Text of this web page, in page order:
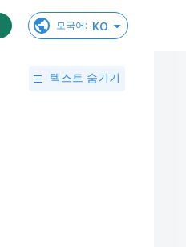
모국어: KO
텍스트 숨기기